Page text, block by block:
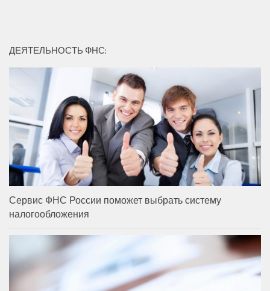
ДЕЯТЕЛЬНОСТЬ ФНС:
Сервис ФНС России поможет выбрать систему
налогообложения